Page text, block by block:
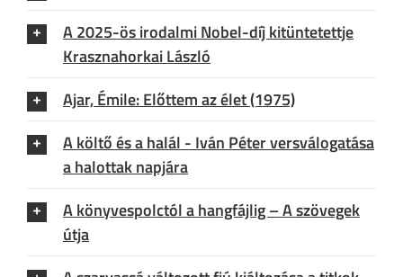
A 2025-ös irodalmi Nobel-díj kitüntetettje
Krasznahorkai László
Ajar, Émile: Előttem az élet (1975)
A költő és a halál - Iván Péter versválogatása
a halottak napjára
A könyvespolctól a hangfájlig – A szövegek
útja